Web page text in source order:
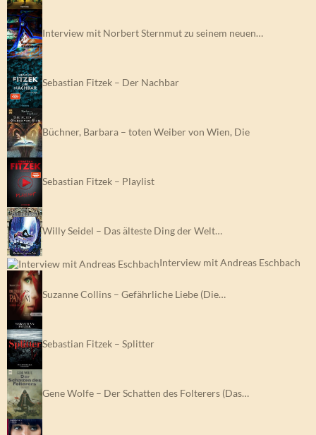
Interview mit Norbert Sternmut zu seinem neuen…
Sebastian Fitzek – Der Nachbar
Büchner, Barbara – toten Weiber von Wien, Die
Sebastian Fitzek – Playlist
Willy Seidel – Das älteste Ding der Welt…
Interview mit Andreas Eschbach
Suzanne Collins – Gefährliche Liebe (Die…
Sebastian Fitzek – Splitter
Gene Wolfe – Der Schatten des Folterers (Das…